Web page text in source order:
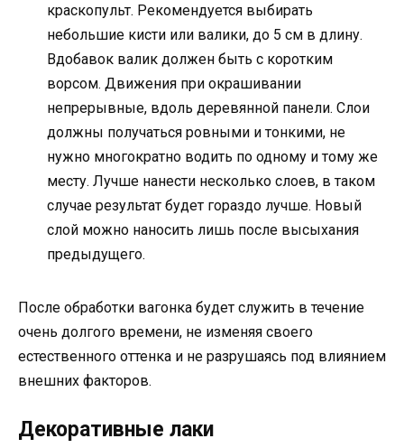
краскопульт. Рекомендуется выбирать
небольшие кисти или валики, до 5 см в длину.
Вдобавок валик должен быть с коротким
ворсом. Движения при окрашивании
непрерывные, вдоль деревянной панели. Слои
должны получаться ровными и тонкими, не
нужно многократно водить по одному и тому же
месту. Лучше нанести несколько слоев, в таком
случае результат будет гораздо лучше. Новый
слой можно наносить лишь после высыхания
предыдущего.
После обработки вагонка будет служить в течение
очень долгого времени, не изменяя своего
естественного оттенка и не разрушаясь под влиянием
внешних факторов.
Декоративные лаки